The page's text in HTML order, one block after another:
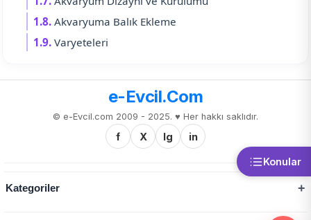
1.8. Akvaryuma Balık Ekleme
1.9. Varyeteleri
Konular
e-Evcil.Com
© e-Evcil.com 2009 - 2025. ♥️ Her hakkı saklıdır.
f X Ig in
Kategoriler